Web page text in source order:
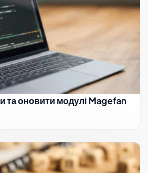
та оновити модулі Magefan